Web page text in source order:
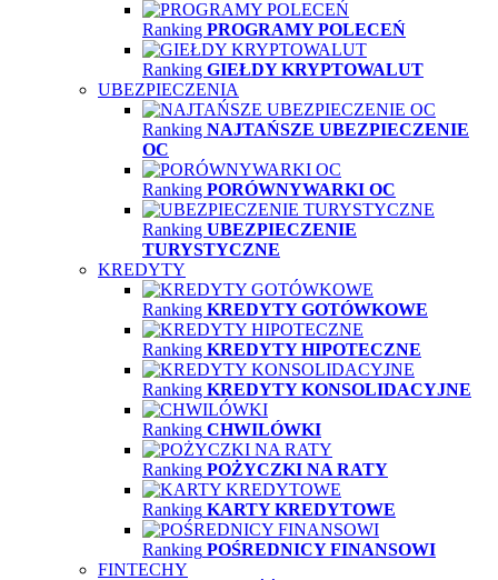
Ranking PROGRAMY POLECEŃ
Ranking GIEŁDY KRYPTOWALUT
UBEZPIECZENIA
Ranking NAJTAŃSZE UBEZPIECZENIE
OC
Ranking PORÓWNYWARKI OC
Ranking UBEZPIECZENIE
TURYSTYCZNE
KREDYTY
Ranking KREDYTY GOTÓWKOWE
Ranking KREDYTY HIPOTECZNE
Ranking KREDYTY KONSOLIDACYJNE
Ranking CHWILÓWKI
Ranking POŻYCZKI NA RATY
Ranking KARTY KREDYTOWE
Ranking POŚREDNICY FINANSOWI
FINTECHY